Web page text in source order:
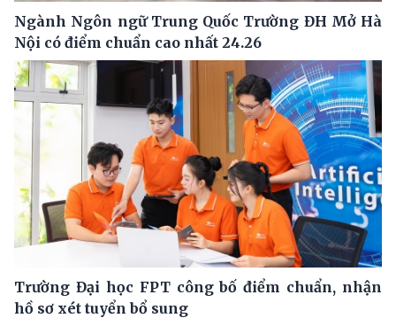
Ngành Ngôn ngữ Trung Quốc Trường ĐH Mở Hà
Nội có điểm chuẩn cao nhất 24.26
Trường Đại học FPT công bố điểm chuẩn, nhận
hồ sơ xét tuyển bổ sung